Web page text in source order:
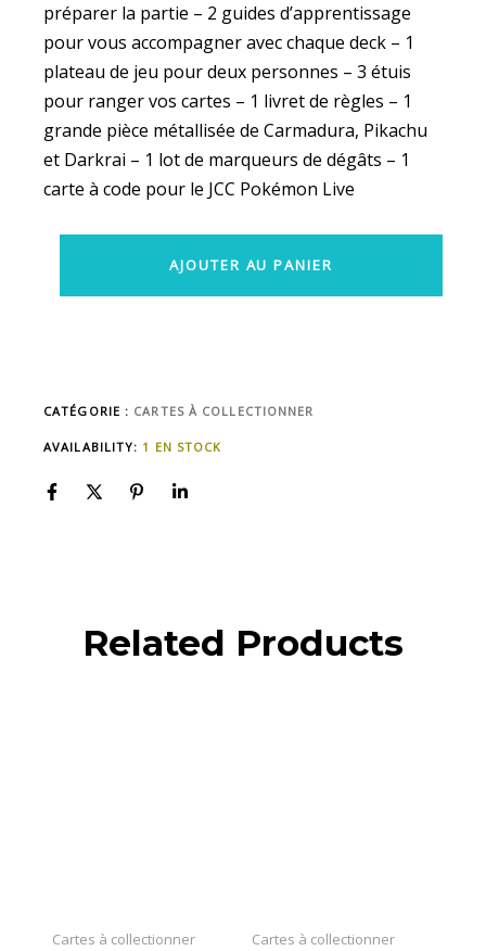
préparer la partie – 2 guides d’apprentissage
pour vous accompagner avec chaque deck – 1
plateau de jeu pour deux personnes – 3 étuis
pour ranger vos cartes – 1 livret de règles – 1
grande pièce métallisée de Carmadura, Pikachu
et Darkrai – 1 lot de marqueurs de dégâts – 1
carte à code pour le JCC Pokémon Live
AJOUTER AU PANIER
CATÉGORIE : CARTES À COLLECTIONNER
AVAILABILITY: 1 EN STOCK
Related Products
Cartes à collectionner Cartes à collectionner